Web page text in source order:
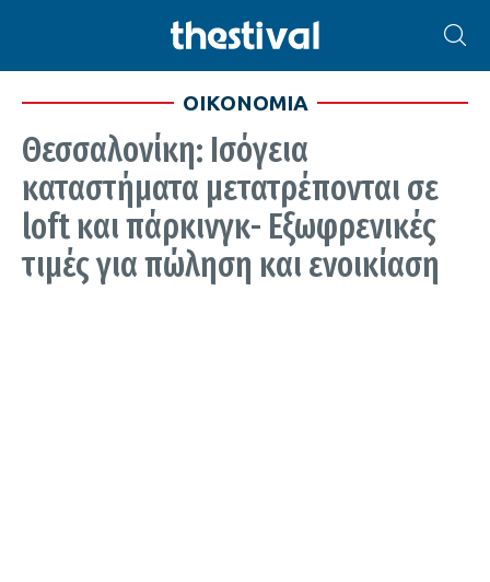
ΟΙΚΟΝΟΜΙΑ
Θεσσαλονίκη: Ισόγεια
καταστήματα μετατρέπονται σε
loft και πάρκινγκ- Εξωφρενικές
τιμές για πώληση και ενοικίαση